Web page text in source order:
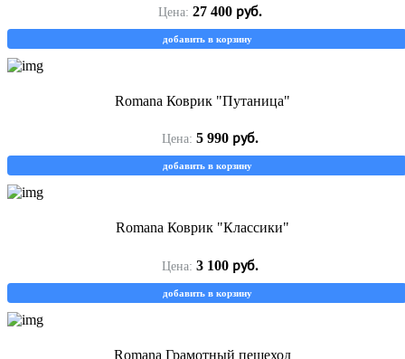
Цена: 27 400 руб.
добавить в корзину
Romana Коврик "Путаница"
Цена: 5 990 руб.
добавить в корзину
Romana Коврик "Классики"
Цена: 3 100 руб.
добавить в корзину
Romana Грамотный пешеход